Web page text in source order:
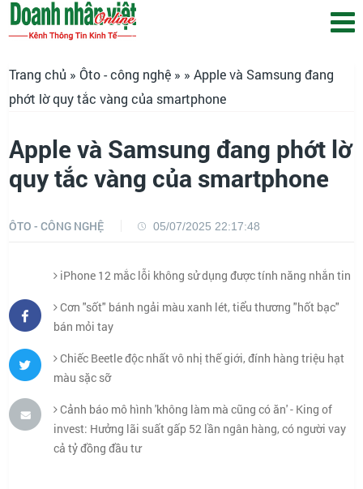
Trang chủ »Ôto - công nghệ » » Apple và Samsung đang
phớt lờ quy tắc vàng của smartphone
Apple và Samsung đang phớt lờ
quy tắc vàng của smartphone
ÔTO - CÔNG NGHỆ 05/07/2025 22:17:48
iPhone 12 mắc lỗi không sử dụng được tính năng nhắn tin
Cơn "sốt" bánh ngải màu xanh lét, tiểu thương "hốt bạc"
bán mỏi tay
Chiếc Beetle độc nhất vô nhị thế giới, đính hàng triệu hạt
màu sặc sỡ
Cảnh báo mô hình 'không làm mà cũng có ăn' - King of
invest: Hưởng lãi suất gấp 52 lần ngân hàng, có người vay
cả tỷ đồng đầu tư